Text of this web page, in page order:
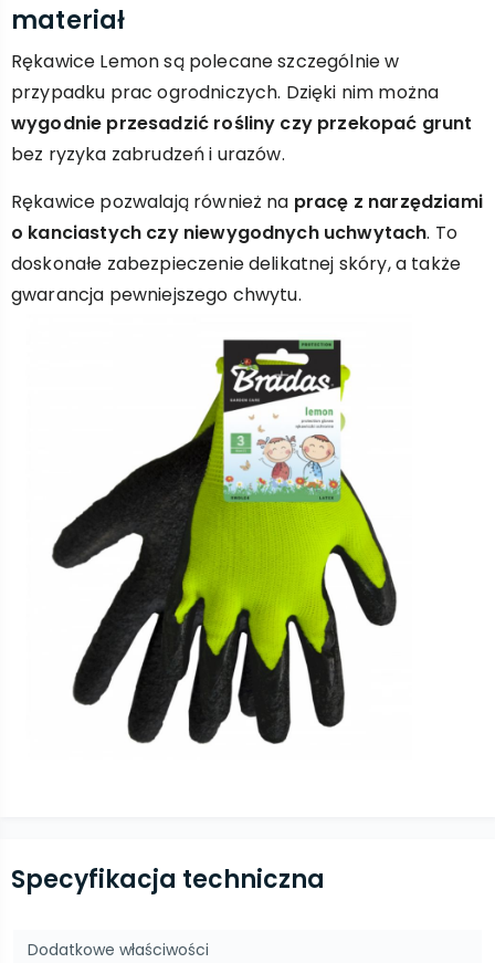
materiał
Rękawice Lemon są polecane szczególnie w
przypadku prac ogrodniczych. Dzięki nim można
wygodnie przesadzić rośliny czy przekopać grunt
bez ryzyka zabrudzeń i urazów.
Rękawice pozwalają również na pracę z narzędziami
o kanciastych czy niewygodnych uchwytach. To
doskonałe zabezpieczenie delikatnej skóry, a także
gwarancja pewniejszego chwytu.
Specyfikacja techniczna
Dodatkowe właściwości